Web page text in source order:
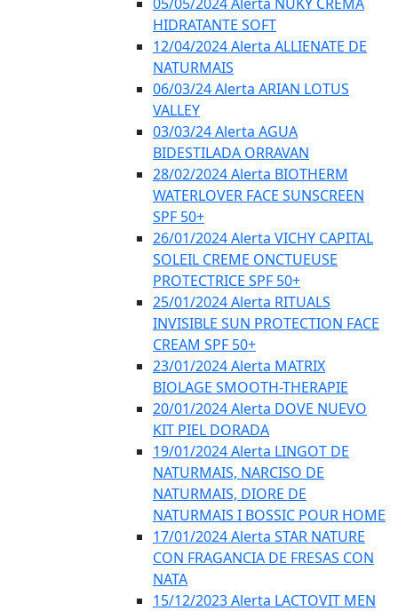
HIDRATANTE SOFT
12/04/2024 Alerta ALLIENATE DE
NATURMAIS
06/03/24 Alerta ARIAN LOTUS
VALLEY
03/03/24 Alerta AGUA
BIDESTILADA ORRAVAN
28/02/2024 Alerta BIOTHERM
WATERLOVER FACE SUNSCREEN
SPF 50+
26/01/2024 Alerta VICHY CAPITAL
SOLEIL CREME ONCTUEUSE
PROTECTRICE SPF 50+
25/01/2024 Alerta RITUALS
INVISIBLE SUN PROTECTION FACE
CREAM SPF 50+
23/01/2024 Alerta MATRIX
BIOLAGE SMOOTH-THERAPIE
20/01/2024 Alerta DOVE NUEVO
KIT PIEL DORADA
19/01/2024 Alerta LINGOT DE
NATURMAIS, NARCISO DE
NATURMAIS, DIORE DE
NATURMAIS I BOSSIC POUR HOME
17/01/2024 Alerta STAR NATURE
CON FRAGANCIA DE FRESAS CON
NATA
15/12/2023 Alerta LACTOVIT MEN